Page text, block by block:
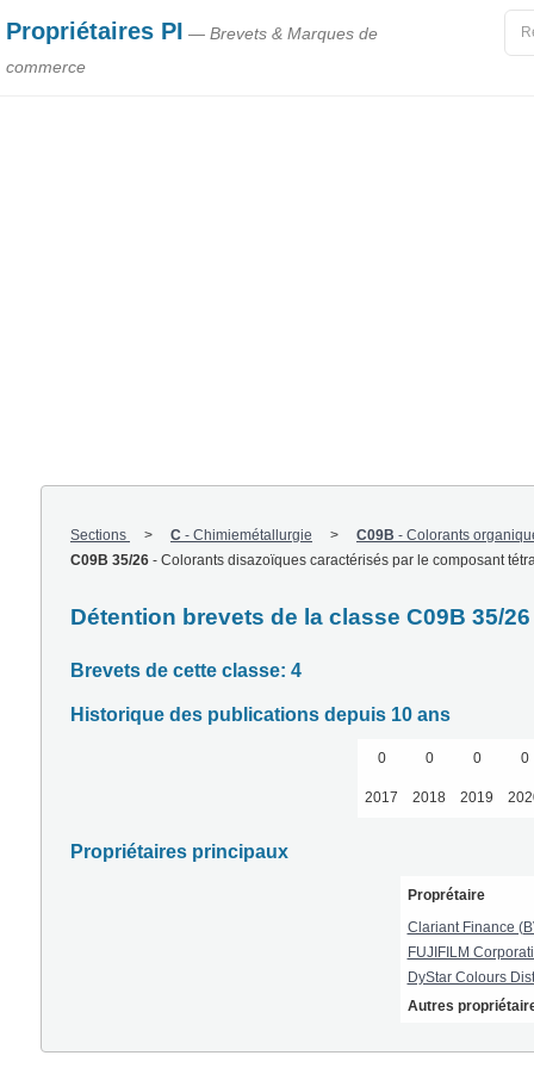
Propriétaires PI — Brevets & Marques de
commerce
Sections C - Chimiemétallurgie C09B - Colorants
C09B 35/26 - Colorants disazoïques caractérisés par le composant
Détention brevets de la classe C09B 35/26
Brevets de cette classe: 4
Historique des publications depuis 10 ans
0 0 0 0
2017 2018 2019
Propriétaires principaux
Proprétaire
Clariant Finance
FUJIFILM
DyStar Colours
Autres